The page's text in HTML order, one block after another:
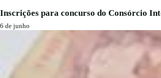
Inscrições para concurso do Consórcio
6 de junho